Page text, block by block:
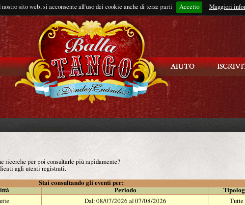
sito web, si acconsente all'uso dei cookie anche di terze parti Accetto Maggiori
Rimani connesso?
ricerche per poi consultarle più rapidamente?
agli utenti registrati.
Stai consultando gli eventi per:
Periodo
Dal: 08/07/2026 al 07/08/2026 Tutte